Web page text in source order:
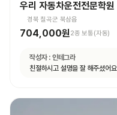
우리 자동차운전전문학원
경북 칠곡군 북삼읍
704,000원 2종 보통(자동)
작성자 : 인테그라
친절하시고 설명을 잘 해주셨어요